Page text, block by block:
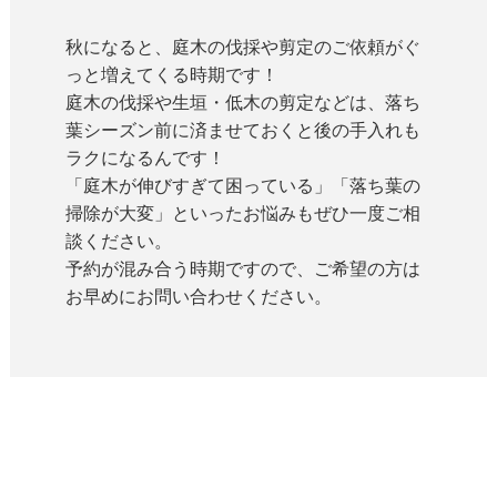
秋になると、庭木の伐採や剪定のご依頼がぐ
っと増えてくる時期です！
庭木の伐採や生垣・低木の剪定などは、落ち
葉シーズン前に済ませておくと後の手入れも
ラクになるんです！
「庭木が伸びすぎて困っている」「落ち葉の
掃除が大変」といったお悩みもぜひ一度ご相
談ください。
予約が混み合う時期ですので、ご希望の方は
お早めにお問い合わせください。